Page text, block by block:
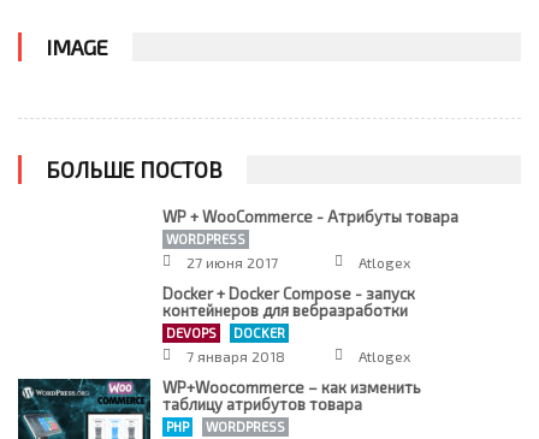
IMAGE
БОЛЬШЕ ПОСТОВ
WP + WooCommerce - Атрибуты товара
WORDPRESS
27 июня 2017 Atlogex
Docker + Docker Compose - запуск
контейнеров для вебразработки
DEVOPS DOCKER
7 января 2018 Atlogex
WP+Woocommerce – как изменить
таблицу атрибутов товара
PHP WORDPRESS